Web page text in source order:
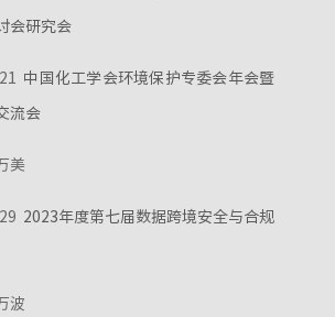
会研究会
中国化工学会环境保护专委会年会暨
流会
美
2023年度第七届数据跨境安全与合规
波